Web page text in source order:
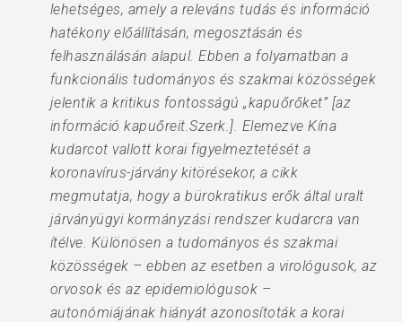
lehetséges, amely a releváns tudás és információ
hatékony előállításán, megosztásán és
felhasználásán alapul. Ebben a folyamatban a
funkcionális tudományos és szakmai közösségek
jelentik a kritikus fontosságú „kapuőrőket” [az
információ kapuőreit.Szerk.]. Elemezve Kína
kudarcot vallott korai figyelmeztetését a
koronavírus-járvány kitörésekor, a cikk
megmutatja, hogy a bürokratikus erők által uralt
járványügyi kormányzási rendszer kudarcra van
ítélve. Különösen a tudományos és szakmai
közösségek – ebben az esetben a virológusok, az
orvosok és az epidemiológusok –
autonómiájának hiányát azonosítoták a korai